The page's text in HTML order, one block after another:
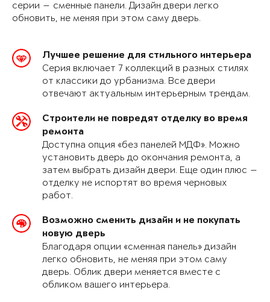
серии — сменные панели. Дизайн двери легко
обновить, не меняя при этом саму дверь.
Лучшее решение для стильного интерьера
Серия включает 7 коллекций в разных стилях
от классики до урбанизма. Все двери
отвечают актуальным интерьерным трендам.
Строители не повредят отделку во время
ремонта
Доступна опция «без панелей МДФ». Можно
установить дверь до окончания ремонта, а
затем выбрать дизайн двери. Еще один плюс —
отделку не испортят во время черновых
работ.
Возможно сменить дизайн и не покупать
новую дверь
Благодаря опции «сменная панель» дизайн
легко обновить, не меняя при этом саму
дверь. Облик двери меняется вместе с
обликом вашего интерьера.